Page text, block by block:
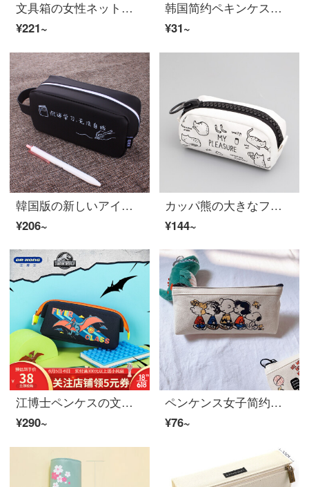
文具箱の女性ネットの赤い二段の大容量は簡単に帆布のペンケスを結ぶins少女文具袋の小学生のかわいい鉛筆の箱の二段の筆箱-ピンクの音楽の女の子
¥221~
韩国简约ペキンケス透明网纱メッシュテスト铅笔袋男性大容量文具ピンク立体ペンケム
¥31~
韓国版の新しいアイデアは鉛筆の袋を支えて簡単に男女の中学生の大容量の小さい清新でかわいい文具の箱を予約します。勉強に夢中です。
¥206~
カッパ熊の大きなファスナーが可愛いペンケス韓国版シンプル男女生ins学生文具袋大容量日系鉛筆箱創意小清新中学生漫画文具箱猫キャンバス
¥144~
江博士ペンケスの文具箱鉛筆箱大容量小学生の男の子と子供のジュラシック恐竜漫画多機能簡単収納深青
¥290~
ペンケンス女子简约キャンバス大容量日本韩国版小清新ins潮高校生中学生小学生一列人
¥76~